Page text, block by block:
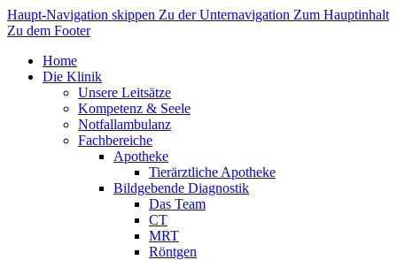
Haupt-Navigation skippen Zu der Unternavigation Zum Hauptinhalt
Zu dem Footer
Home
Die Klinik
Unsere Leitsätze
Kompetenz & Seele
Notfallambulanz
Fachbereiche
Apotheke
Tierärztliche Apotheke
Bildgebende Diagnostik
Das Team
CT
MRT
Röntgen